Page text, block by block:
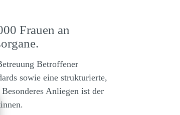
Frauen an
Betroffener
sowie eine strukturierte,
Anliegen ist der